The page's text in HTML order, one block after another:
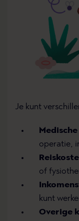
Je kunt
operatie,
of
kunt
Overige